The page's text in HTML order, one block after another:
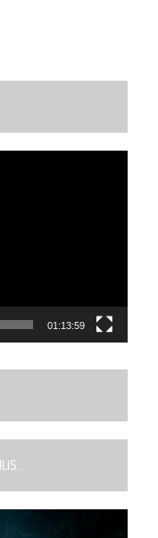
01:13:59